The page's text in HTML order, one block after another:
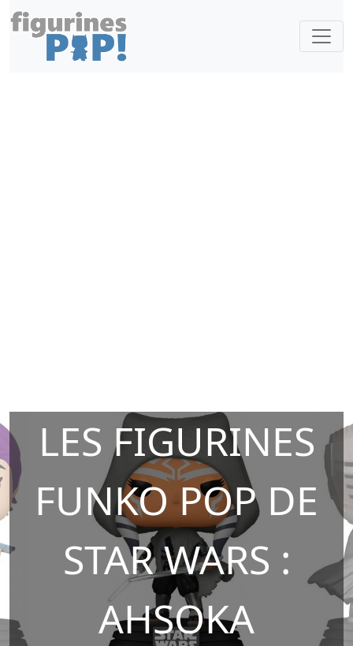
LES FIGURINES
FUNKO POP DE
STAR WARS :
AHSOKA